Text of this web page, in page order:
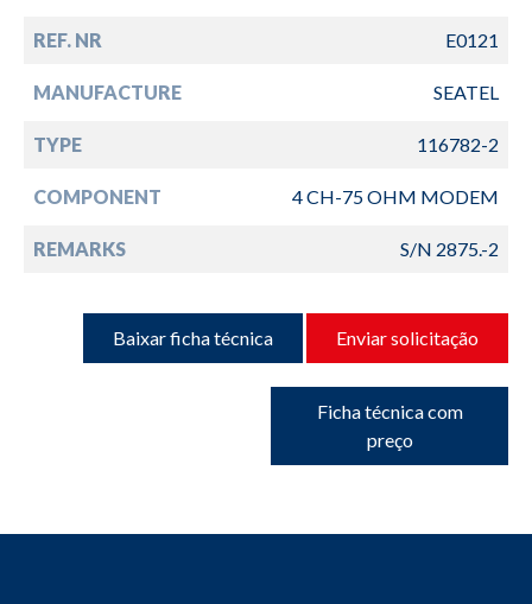
REF. NR E0121
MANUFACTURE SEATEL
TYPE 116782-2
COMPONENT 4 CH-75 OHM MODEM
REMARKS S/N 2875.-2
Baixar ficha técnica Enviar solicitação
Ficha técnica com
preço